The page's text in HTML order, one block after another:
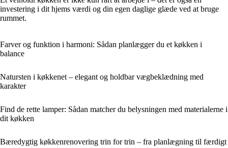
investering i dit hjems værdi og din egen daglige glæde ved at bruge
rummet.
Farver og funktion i harmoni: Sådan planlægger du et køkken i
balance
Natursten i køkkenet – elegant og holdbar vægbeklædning med
karakter
Find de rette lamper: Sådan matcher du belysningen med materialerne i
dit køkken
Bæredygtig køkkenrenovering trin for trin – fra planlægning til færdigt